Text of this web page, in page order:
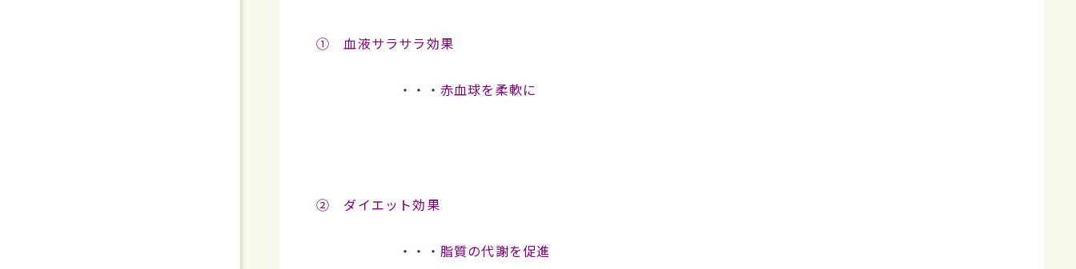
① 血液サラサラ効果
・・・赤血球を柔軟に
② ダイエット効果
・・・脂質の代謝を促進